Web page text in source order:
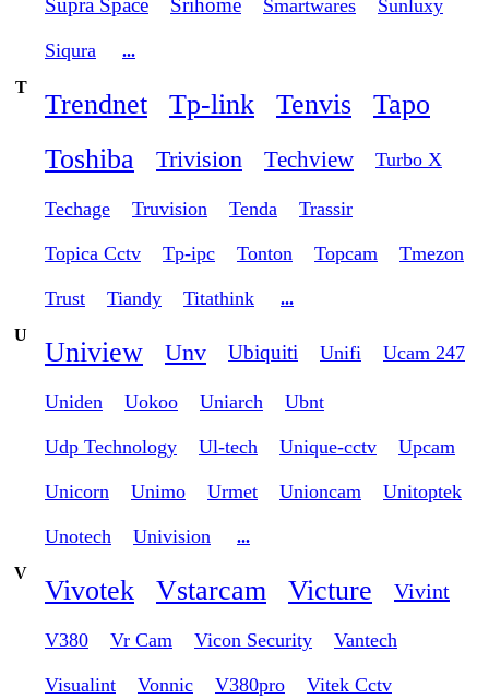
Supra Space Srihome Smartwares Sunluxy
Siqura
...
T
Trendnet Tp-link Tenvis
Tapo
Toshiba
Trivision Techview Turbo X
Techage Truvision Tenda Trassir
Topica Cctv Tp-ipc Tonton Topcam Tmezon
Trust Tiandy Titathink
...
U
Uniview Unv Ubiquiti Unifi Ucam 247
Uniden Uokoo Uniarch Ubnt
Udp Technology Ul-tech Unique-cctv Upcam
Unicorn Unimo Urmet Unioncam Unitoptek
Unotech Univision
...
V
Vivotek Vstarcam Victure Vivint
V380 Vr Cam Vicon Security Vantech
Visualint Vonnic V380pro Vitek Cctv